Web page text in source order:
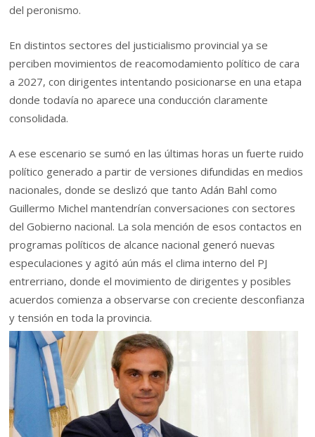
del peronismo.
En distintos sectores del justicialismo provincial ya se
perciben movimientos de reacomodamiento político de cara
a 2027, con dirigentes intentando posicionarse en una etapa
donde todavía no aparece una conducción claramente
consolidada.
A ese escenario se sumó en las últimas horas un fuerte ruido
político generado a partir de versiones difundidas en medios
nacionales, donde se deslizó que tantoAdán Bahl como
Guillermo Michel mantendrían conversaciones con sectores
del Gobierno nacional. La sola mención de esos contactos en
programas políticos de alcance nacional generó nuevas
especulaciones y agitó aún más el clima interno del PJ
entrerriano, donde el movimiento de dirigentes y posibles
acuerdos comienza a observarse con creciente desconfianza
y tensión en toda la provincia.